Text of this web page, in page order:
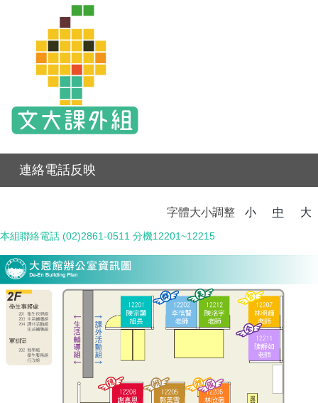
連絡電話反映
字體大小調整 小 中 大
本組聯絡電話 (02)2861-0511 分機12201~12215